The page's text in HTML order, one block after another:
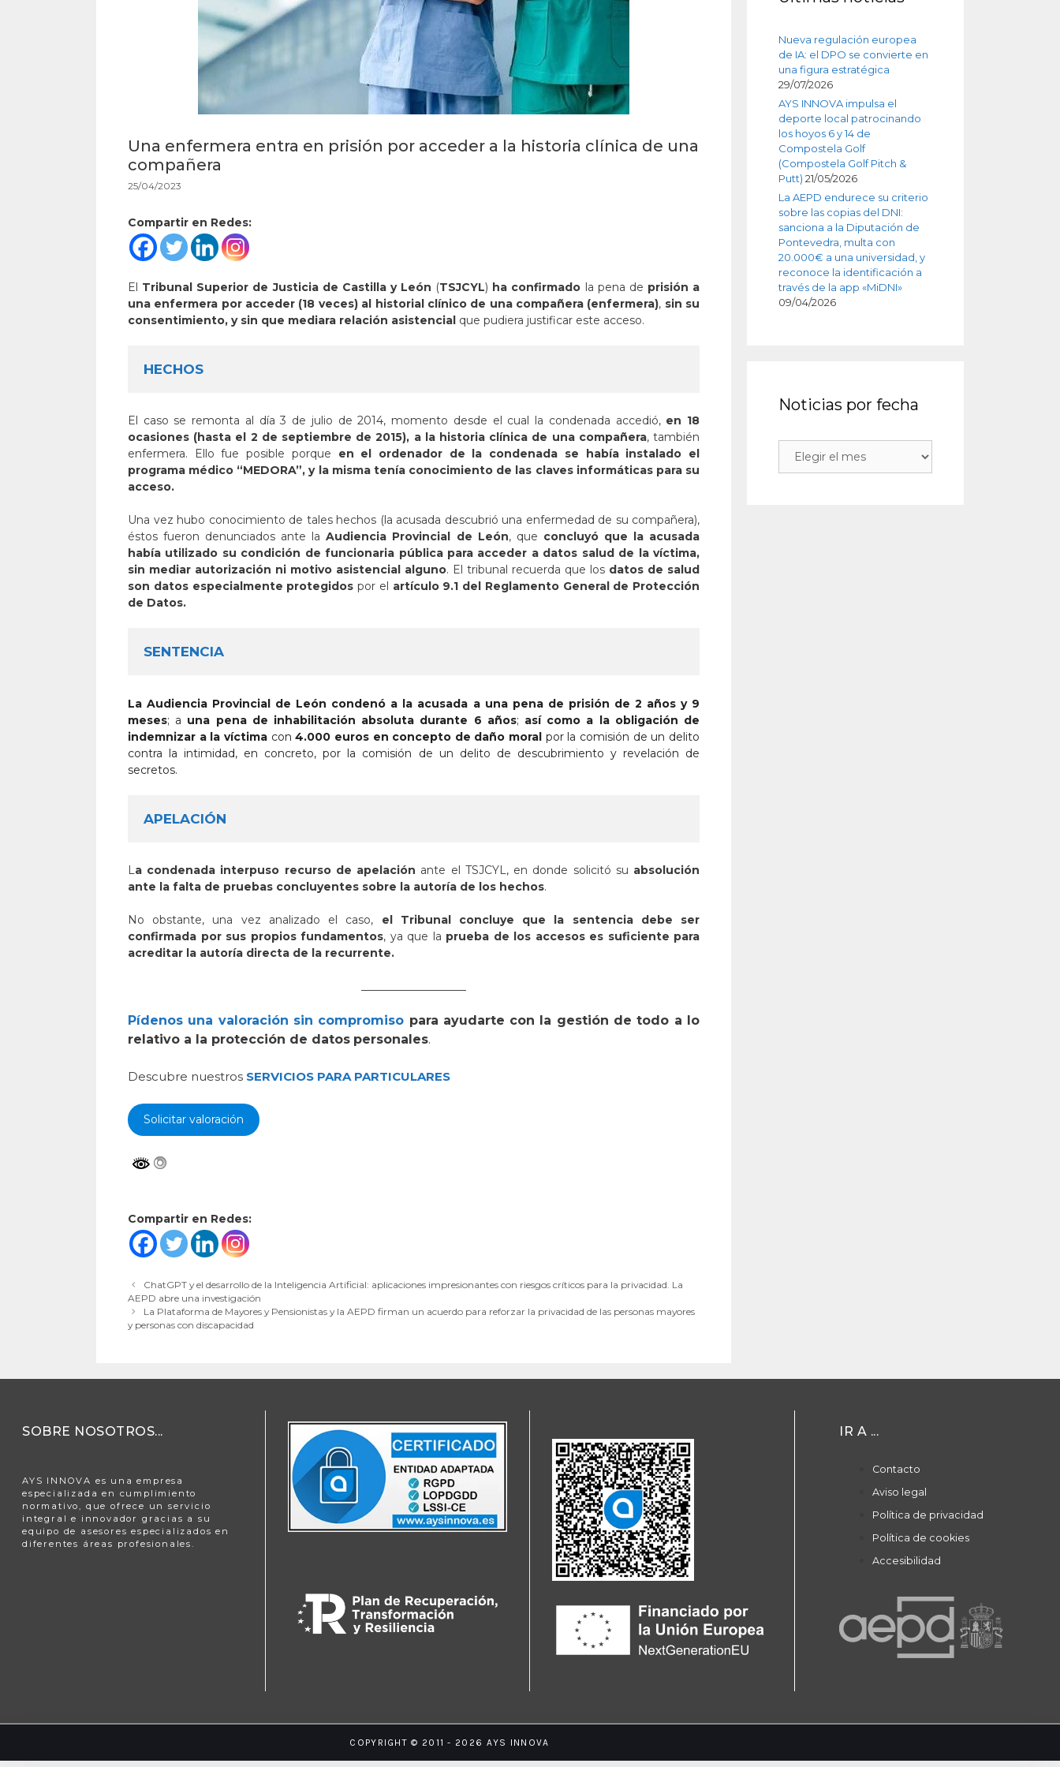
Una enfermera entra en prisión por acceder a la historia clínica de una
compañera
25/04/2023
Compartir en Redes:
El Tribunal Superior de Justicia de Castilla y León (TSJCYL) ha confirmado la pena de prisión a
una enfermera por acceder (18 veces) al historial clínico de una compañera (enfermera), sin su
consentimiento, y sin que mediara relación asistencial que pudiera justificar este acceso.
HECHOS
El caso se remonta al día 3 de julio de 2014, momento desde el cual la condenada accedió, en 18
ocasiones (hasta el 2 de septiembre de 2015), a la historia clínica de una compañera, también
enfermera. Ello fue posible porque en el ordenador de la condenada se había instalado el
programa médico “MEDORA”, y la misma tenía conocimiento de las claves informáticas para su
acceso.
Una vez hubo conocimiento de tales hechos (la acusada descubrió una enfermedad de su compañera),
éstos fueron denunciados ante la Audiencia Provincial de León, que concluyó que la acusada
había utilizado su condición de funcionaria pública para acceder a datos salud de la víctima,
sin mediar autorización ni motivo asistencial alguno. El tribunal recuerda que los datos de salud
son datos especialmente protegidos por el artículo 9.1 del Reglamento General de Protección
de Datos.
SENTENCIA
La Audiencia Provincial de León condenó a la acusada a una pena de prisión de 2 años y 9
meses; a una pena de inhabilitación absoluta durante 6 años; así como a la obligación de
indemnizar a la víctimacon4.000 euros en concepto de daño moral por la comisión de un delito
contra la intimidad, en concreto, por la comisión de un delito de descubrimiento y revelación de
secretos.
APELACIÓN
La condenada interpuso recurso de apelación ante el TSJCYL, en donde solicitó su absolución
ante la falta de pruebas concluyentes sobre la autoría de los hechos.
No obstante, una vez analizado el caso, el Tribunal concluye que la sentencia debe ser
confirmada por sus propios fundamentos, ya que la prueba de los accesos es suficiente para
acreditar la autoría directa de la recurrente.
Pídenos una valoración sin compromiso para ayudarte con la gestión de todo a lo
relativo a la protección de datos personales.
Descubre nuestros SERVICIOS PARA PARTICULARES
Solicitar valoración
Compartir en Redes:
ChatGPT y el desarrollo de la Inteligencia Artificial: aplicaciones impresionantes con riesgos críticos para la privacidad. La
AEPD abre una investigación
La Plataforma de Mayores y Pensionistas y la AEPD firman un acuerdo para reforzar la privacidad de las personas mayores
y personas con discapacidad
Nueva regulación europea
de IA: el DPO se convierte en
una figura estratégica
29/07/2026
AYS INNOVA impulsa el
deporte local patrocinando
los hoyos 6 y 14 de
Compostela Golf
(Compostela Golf Pitch &
Putt) 21/05/2026
La AEPD endurece su criterio
sobre las copias del DNI:
sanciona a la Diputación de
Pontevedra, multa con
20.000€ a una universidad, y
reconoce la identificación a
través de la app «MiDNI»
09/04/2026
Noticias por fecha
SOBRE NOSOTROS...
AYS INNOVA es una empresa
especializada en cumplimiento
normativo, que ofrece un servicio
integral e innovador gracias a su
equipo de asesores especializados en
diferentes áreas profesionales.
IR A ...
Contacto
Aviso legal
Política de privacidad
Política de cookies
Accesibilidad
COPYRIGHT © 2011 - 2026 AYS INNOVA